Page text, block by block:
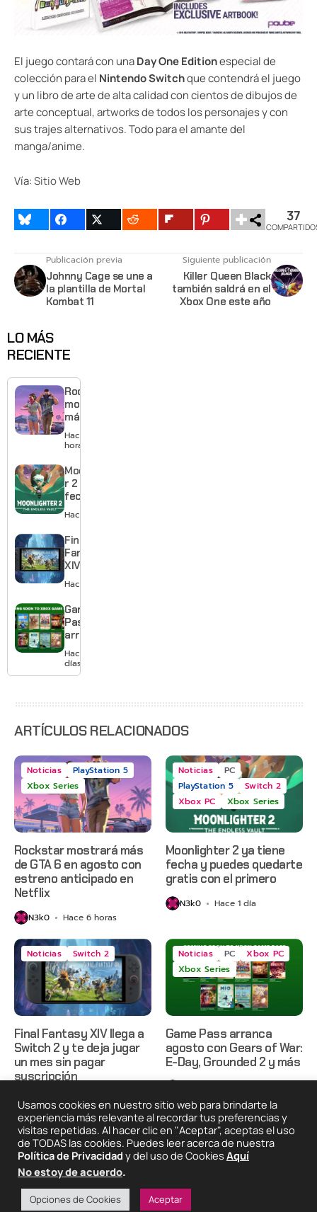
El juego contará con unaDay One Editionespecial de
colección para el Nintendo Switchque contendrá el juego
y un libro de arte de alta calidad con cientos de dibujos de
arte conceptual, artworks de todos los personajes y con
sus trajes alternativos. Todo para el amante del
manga/anime.
Vía:Sitio Web
37
Publicación previa
Johnny Cage se une a
la plantilla de Mortal
Kombat 11
Siguiente publicación
Killer Queen Black
también saldrá en el
Xbox One este año
LO MÁS
RECIENTE
Rockstar
mostrará
más de
GTA 6 en
agosto
estreno
anticipado
en Netflix
Hace 6
horas
Moonlighte
r 2 ya tiene
fecha y
puedes
quedarte
gratis con
el primero
Hace 1 día
Final
Fantasy
XIV llega a
Switch 2 y
te deja
jugar un
mes sin
pagar
suscripción
Hace 2 días
Game
Pass
arranca
agosto
con
Gears of
2 y más
Hace 2
días
ARTÍCULOS RELACIONADOS
Noticias
PlayStation 5
Xbox Series
Rockstar mostrará más
de GTA 6 en agosto con
estreno anticipado en
Netflix
N3k0 Hace 6 horas
Noticias
PC
PlayStation 5
Switch 2
Xbox PC
Xbox Series
Moonlighter 2 ya tiene
fecha y puedes quedarte
gratis con el primero
N3k0 Hace 1 día
Noticias Switch 2
Final Fantasy XIV llega a
Switch 2 y te deja jugar
un mes sin pagar
suscripción
N3k0 Hace 2 días
Noticias PC
Xbox PC
Xbox Series
Game Pass arranca
agosto con Gears of War:
E-Day, Grounded 2 y más
2025 © Degeneraciónx.com | Anime, Games & Nothing
Quiénes
Somos
Condiciones De
Uso Privacidad
Usamos cookies en nuestro sitio web para brindarte la
experiencia más relevante al recordar tus preferencias y
visitas repetidas. Al hacer clic en "Aceptar", aceptas el uso
de TODAS las cookies. Puedes leer acerca de nuestra
Política de Privacidad y del uso de Cookies Aquí
No estoy de acuerdo.
Opciones de Cookies Aceptar